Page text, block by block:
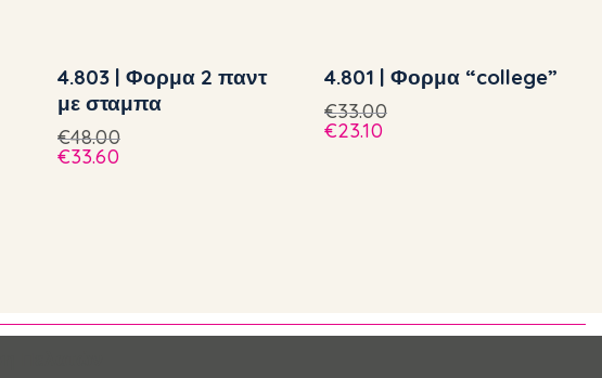
4.803 | Φορμα 2 παντ
με σταμπα
€48.00
€33.60
4.801 | Φορμα “college”
€33.00
€23.10